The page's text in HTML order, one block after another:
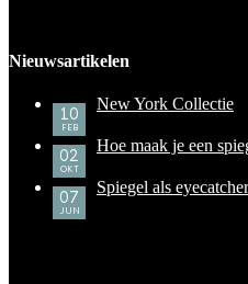
Nieuwsartikelen
10
FEB
New York Collectie
02
OKT
Hoe maak je een
07
JUN
Spiegel als eyecatcher